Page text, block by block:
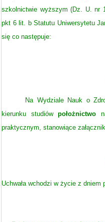
szkolnictwie wyższym (Dz. U. nr
pkt 6 lit. b Statutu Uniwersytetu
się co następuje:
Na Wydziale Nauk o
kierunku studiów położnictwo
praktycznym, stanowiące
Uchwała wchodzi w życie z dniem